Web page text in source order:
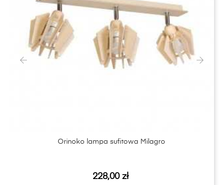
Orinoko lampa sufitowa Milagro
Cena
228,00 zł